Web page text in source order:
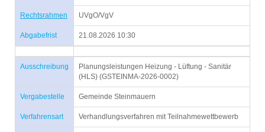
Rechtsrahmen UVgO/VgV
Abgabefrist 21.08.2026 10:30
Ausschreibung
Planungsleistungen Heizung - Lüftung - Sanitär
(HLS) (GSTEINMA-2026-0002)
Vergabestelle Gemeinde Steinmauern
Verfahrensart Verhandlungsverfahren mit Teilnahmewettbewerb